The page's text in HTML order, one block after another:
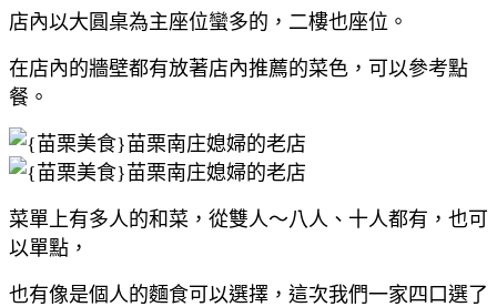
店內以大圓桌為主座位蠻多的，二樓也座位。
在店內的牆壁都有放著店內推薦的菜色，可以參考點
餐。
菜單上有多人的和菜，從雙人～八人、十人都有，也可
以單點，
也有像是個人的麵食可以選擇，這次我們一家四口選了